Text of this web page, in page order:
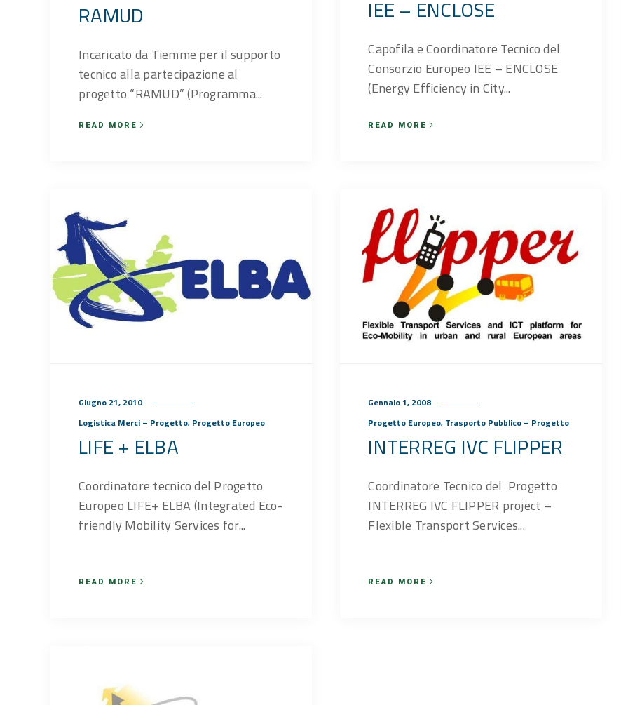
RAMUD
Incaricato da Tiemme per il supporto
tecnico alla partecipazione al
progetto “RAMUD” (Programma...
READ MORE
IEE – ENCLOSE
Capofila e Coordinatore Tecnico del
Consorzio Europeo IEE – ENCLOSE
(Energy Efficiency in City...
READ MORE
Giugno 21, 2010
Logistica Merci – Progetto, Progetto Europeo
LIFE + ELBA
Coordinatore tecnico del Progetto
Europeo LIFE+ ELBA (Integrated Eco-
friendly Mobility Services for...
READ MORE
Gennaio 1, 2008
Progetto Europeo, Trasporto Pubblico – Progetto
INTERREG IVC FLIPPER
Coordinatore Tecnico del Progetto
INTERREG IVC FLIPPER project –
Flexible Transport Services...
READ MORE